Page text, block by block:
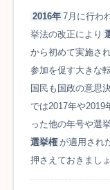
2016年 7月に行わ
挙法の改正により
から初めて実施さ
参加を促す大きな
国民も国政の意思
では2017年や2019
った他の年号や選
選挙権 が適用され
押さえておきましょ